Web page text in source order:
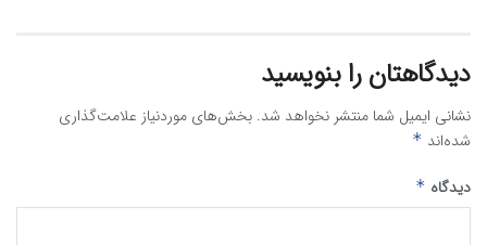
دیدگاهتان را بنویسید
نشانی ایمیل شما منتشر نخواهد شد. بخش‌های موردنیاز علامت‌گذاری
شده‌اند *
دیدگاه *